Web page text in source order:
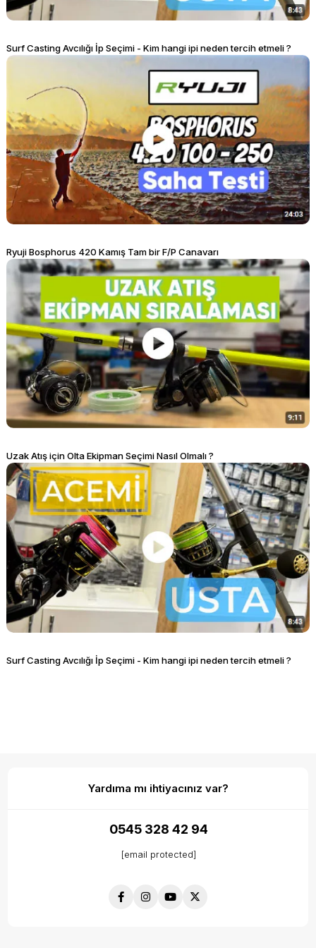
YENI ÜRÜN
YENI ÜRÜN
Surf Casting Avcılığı İp Seçimi - Kim hangi ipi neden tercih etmeli ?
Ryuji Bosphorus 420 Kamış Tam bir F/P Canavarı
Uzak Atış için Olta Ekipman Seçimi Nasıl Olmalı ?
Surf Casting Avcılığı İp Seçimi - Kim hangi ipi neden tercih etmeli ?
Yardıma mı ihtiyacınız var?
0545 328 42 94
[email protected]